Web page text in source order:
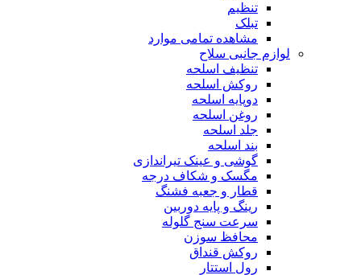
تنظیم
تبلک
مشاهده تمامی موارد
لوازم جانبی سلاح
تنظیف اسلحه
روکش اسلحه
دوپایه اسلحه
روغن اسلحه
جلد اسلحه
بند اسلحه
گوشی و عینک تیراندازی
مگسک و شکاف درجه
قطار و جعبه فشنگ
رینگ و پایه دوربین
سرعت سنج گلوله
محافظ سوزن
روکش قنداق
رول استتار